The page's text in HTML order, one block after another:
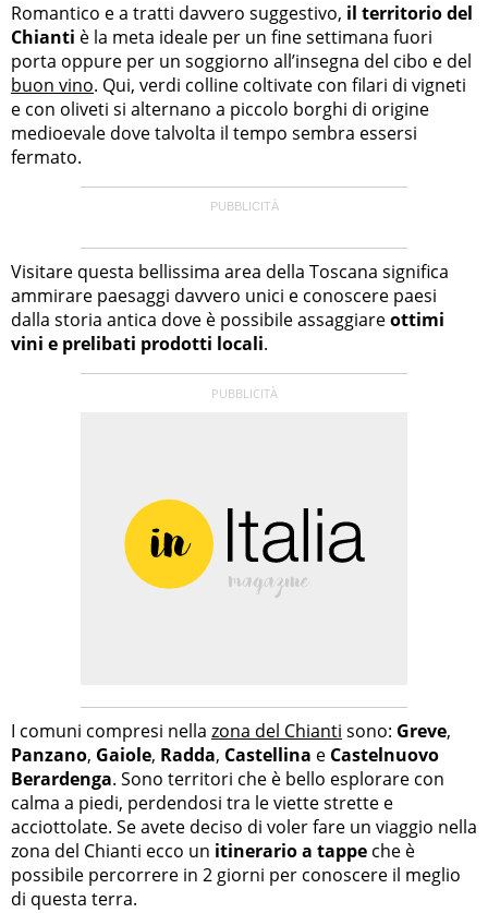
Romantico e a tratti davvero suggestivo, il territorio del
Chianti è la meta ideale per un fine settimana fuori
porta oppure per un soggiorno all’insegna del cibo e del
buon vino. Qui, verdi colline coltivate con filari di vigneti
e con oliveti si alternano a piccolo borghi di origine
medioevale dove talvolta il tempo sembra essersi
fermato.
Visitare questa bellissima area della Toscana significa
ammirare paesaggi davvero unici e conoscere paesi
dalla storia antica dove è possibile assaggiareottimi
vini e prelibati prodotti locali.
I comuni compresi nella zona del Chianti sono: Greve,
Panzano, Gaiole, Radda, Castellina e Castelnuovo
Berardenga. Sono territori che è bello esplorare con
calma a piedi, perdendosi tra le viette strette e
acciottolate. Se avete deciso di voler fare un viaggio nella
zona del Chianti ecco un itinerario a tappe che è
possibile percorrere in 2 giorni per conoscere il meglio
di questa terra.